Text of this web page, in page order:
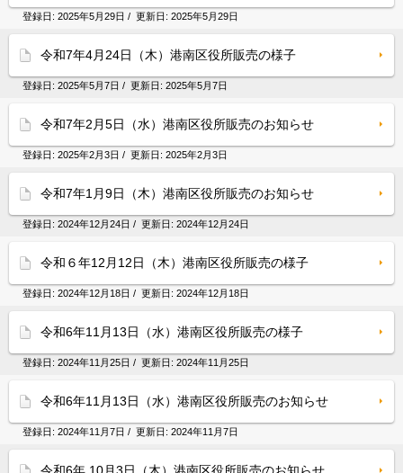
登録日: 2025年5月29日 / 更新日: 2025年5月29日
令和7年4月24日（木）港南区役所販売の様子
登録日: 2025年5月7日 / 更新日: 2025年5月7日
令和7年2月5日（水）港南区役所販売のお知らせ
登録日: 2025年2月3日 / 更新日: 2025年2月3日
令和7年1月9日（木）港南区役所販売のお知らせ
登録日: 2024年12月24日 / 更新日: 2024年12月24日
令和６年12月12日（木）港南区役所販売の様子
登録日: 2024年12月18日 / 更新日: 2024年12月18日
令和6年11月13日（水）港南区役所販売の様子
登録日: 2024年11月25日 / 更新日: 2024年11月25日
令和6年11月13日（水）港南区役所販売のお知らせ
登録日: 2024年11月7日 / 更新日: 2024年11月7日